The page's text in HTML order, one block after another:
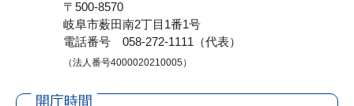
〒500-8570
岐阜市薮田南2丁目1番1号
電話番号 058-272-1111（代表）
（法人番号4000020210005）
開庁時間